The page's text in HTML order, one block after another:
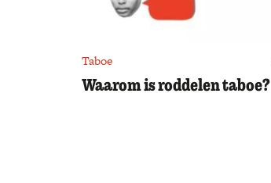
Taboe
Waarom is roddelen taboe?